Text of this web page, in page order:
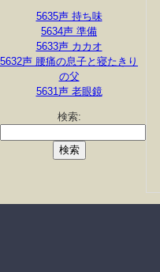
5635声 持ち味
5634声 準備
5633声 カカオ
5632声 腰痛の息子と寝たきり
の父
5631声 老眼鏡
検索: